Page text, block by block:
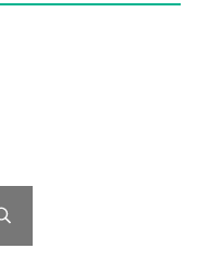
Submit search